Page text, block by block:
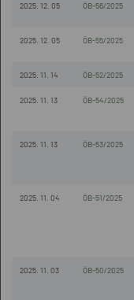
2025. 12. 05 ÖB-56/2025
2025. 12. 05 ÖB-55/2025
2025. 11. 14 ÖB-52/2025
2025. 11. 13 ÖB-54/2025
2025. 11. 13 ÖB-53/2025
2025. 11. 04 ÖB-51/2025
2025. 11. 03 ÖB-50/2025